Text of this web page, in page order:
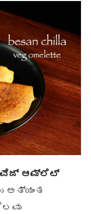
ವೆಜ್ ಆಮ್ಲೆಟ್
ಅತ್ಯಂತ